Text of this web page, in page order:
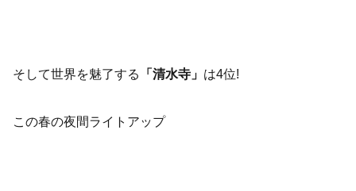
そして世界を魅了する 「清水寺」 は4位!
この春の夜間ライトアップ